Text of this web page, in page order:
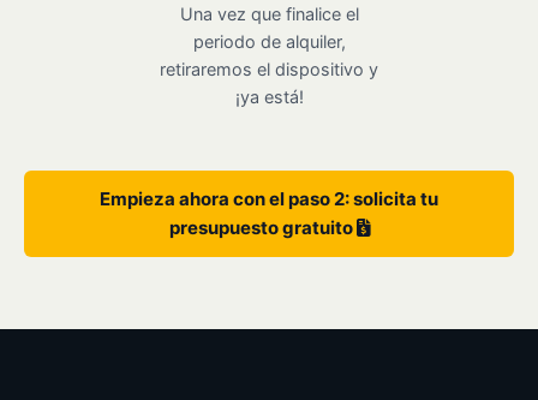
Una vez que finalice el
periodo de alquiler,
retiraremos el dispositivo y
¡ya está!
Empieza ahora con el paso 2: solicita tu
presupuesto gratuito